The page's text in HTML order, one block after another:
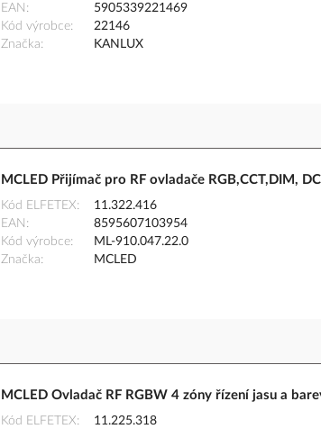
EAN
5905339221469
Kód výrobce
22146
Značka
KANLUX
MCLED Přijímač pro RF ovladače RGB,CCT,DIM,
Kód ELFETEX
11.322.416
EAN
8595607103954
Kód výrobce
ML-910.047.22.0
Značka
MCLED
MCLED Ovladač RF RGBW 4 zóny řízení jasu a
Kód ELFETEX
11.225.318